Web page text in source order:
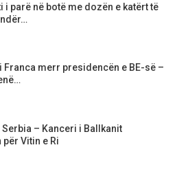
i parë në botë me dozën e katërt të
Franca merr presidencën e BE-së –
– Kanceri i Ballkanit
Vitin e Ri